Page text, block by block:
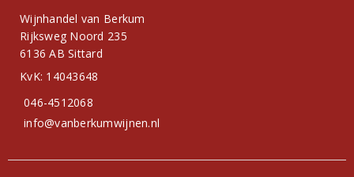
Wijnhandel van Berkum
Rijksweg Noord 235
6136 AB Sittard
KvK: 14043648
046-4512068
info@vanberkumwijnen.nl